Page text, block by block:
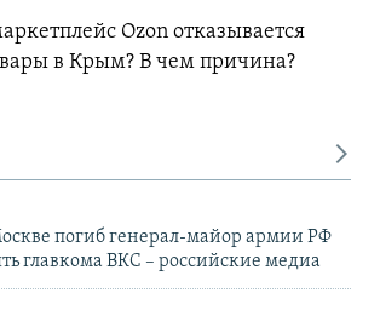
Ozon отказывается
в Крым? В чем причина?
погиб генерал-майор армии РФ
главкома ВКС – российские медиа